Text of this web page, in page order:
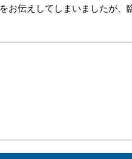
お伝えしてしまいましたが